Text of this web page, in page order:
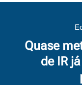
Quase
de IR